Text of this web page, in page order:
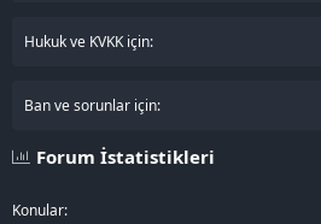
Hukuk ve KVKK için:
Ban ve sorunlar için:
Forum İstatistikleri
Konular